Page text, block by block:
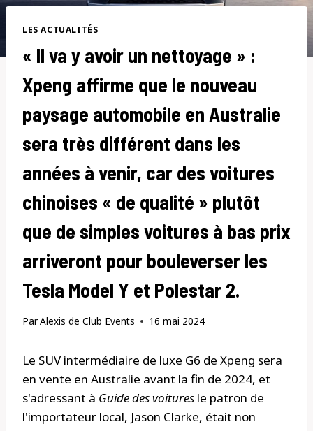
LES ACTUALITÉS
« Il va y avoir un nettoyage » :
Xpeng affirme que le nouveau
paysage automobile en Australie
sera très différent dans les
années à venir, car des voitures
chinoises « de qualité » plutôt
que de simples voitures à bas prix
arriveront pour bouleverser les
Tesla Model Y et Polestar 2.
ParAlexis de Club Events 16 mai 2024
Le SUV intermédiaire de luxe G6 de Xpeng sera
en vente en Australie avant la fin de 2024, et
s'adressant à Guide des voitures le patron de
l'importateur local, Jason Clarke, était non